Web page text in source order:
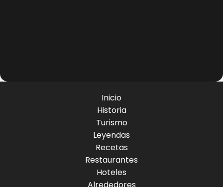
Inicio
Historia
Turismo
Leyendas
Recetas
Restaurantes
Hoteles